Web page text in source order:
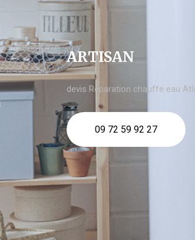
ARTISAN
devis Réparation chauffe eau
09 72 59 92 27